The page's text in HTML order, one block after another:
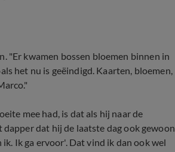
"Er kwamen bossen bloemen binnen in
het nu is geëindigd. Kaarten, bloemen,
mee had, is dat als hij naar de
dat hij de laatste dag ook gewoon
Ik ga ervoor'. Dat vind ik dan ook wel